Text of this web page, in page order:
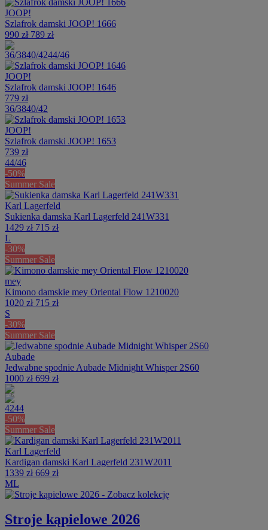
JOOP!
Szlafrok damski JOOP! 1666
990 zł 789 zł
36/3840/4244/46
JOOP!
Szlafrok damski JOOP! 1646
779 zł
36/3840/42
JOOP!
Szlafrok damski JOOP! 1653
739 zł
44/46
-50%
Summer Sale
Karl Lagerfeld
Sukienka damska Karl Lagerfeld 241W331
1429 zł 715 zł
L
-30%
Summer Sale
mey
Kimono damskie mey Oriental Flow 1210020
1020 zł 715 zł
S
-30%
Summer Sale
Aubade
Jedwabne spodnie Aubade Midnight Whisper 2S60
1000 zł 699 zł
4244
-50%
Summer Sale
Karl Lagerfeld
Kardigan damski Karl Lagerfeld 231W2011
1339 zł 669 zł
ML
Stroje kąpielowe 2026